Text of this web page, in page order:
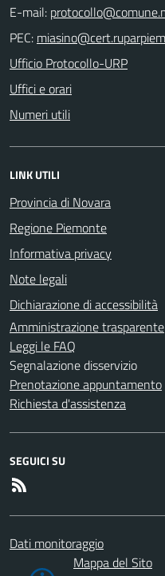
E-mail:
PEC:
Ufficio Protocollo-URP
Uffici e orari
Numeri utili
LINK UTILI
Provincia di Novara
Regione Piemonte
Informativa privacy
Note legali
Dichiarazione di accessibilità
Amministrazione trasparente
Leggi le FAQ
Segnalazione disservizio
Prenotazione appuntamento
Richiesta d'assistenza
SEGUICI SU
Dati monitoraggio
Mappa del Sito